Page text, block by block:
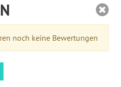
noch keine Bewertungen